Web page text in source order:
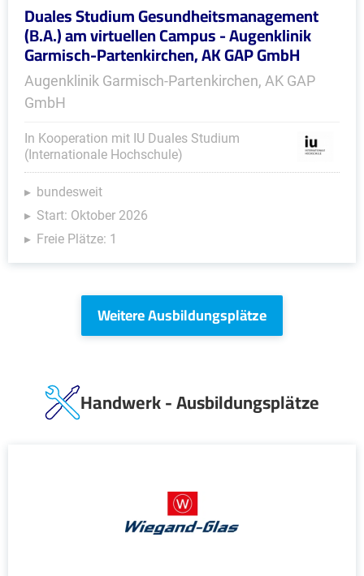
Duales Studium Gesundheitsmanagement
(B.A.) am virtuellen Campus - Augenklinik
Garmisch-Partenkirchen, AK GAP GmbH
Augenklinik Garmisch-Partenkirchen, AK GAP
GmbH
In Kooperation mit IU Duales Studium
(Internationale Hochschule)
bundesweit
Start: Oktober 2026
Freie Plätze: 1
Weitere Ausbildungsplätze
Handwerk - Ausbildungsplätze